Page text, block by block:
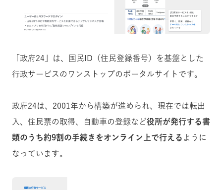
「政府24」は、国民ID（住民登録番号）を基盤とした
行政サービスのワンストップのポータルサイトです。
政府24は、2001年から構築が進められ、現在では転出
入、住民票の取得、自動車の登録など役所が発行する書
類のうち約9割の手続きをオンライン上で行える ように
なっています。